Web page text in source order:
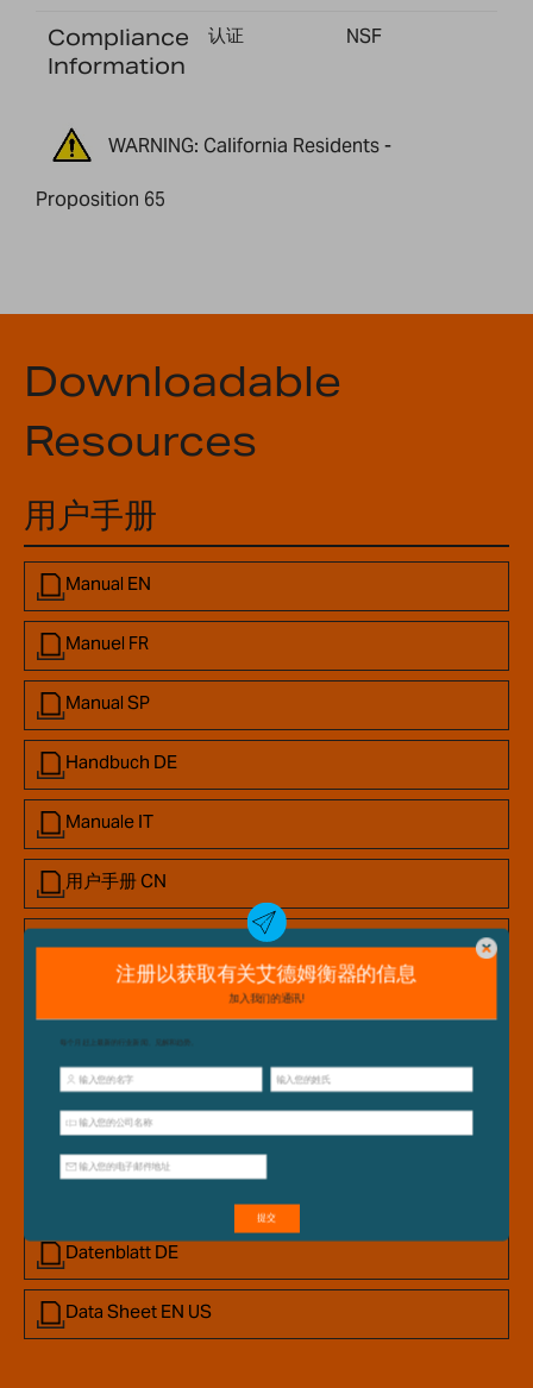
Compliance
Information
认证 NSF
WARNING: California Residents -
Proposition 65
Downloadable
Resources
用户手册
Manual EN
Manuel FR
Manual SP
Handbuch DE
Manuale IT
用户手册 CN
Data Sheet EN
Fiches Techniques FR
Datenblatt DE
Data Sheet EN US